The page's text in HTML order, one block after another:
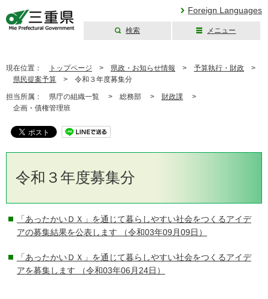
Foreign Languages
検索 メニュー
現在位置： トップページ > 県政・お知らせ情報 > 予算執行・財政 >
県民提案予算 > 令和３年度募集分
担当所属： 県庁の組織一覧 > 総務部 > 財政課 >
企画・債権管理班
令和３年度募集分
「あったかいＤＸ」を通じて暮らしやすい社会をつくるアイデ
アの募集結果を公表します （令和03年09月09日）
「あったかいＤＸ」を通じて暮らしやすい社会をつくるアイデ
アを募集します （令和03年06月24日）